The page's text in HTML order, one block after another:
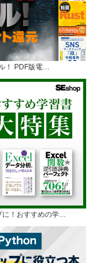
！ PDF版電…
に！おすすめの学…